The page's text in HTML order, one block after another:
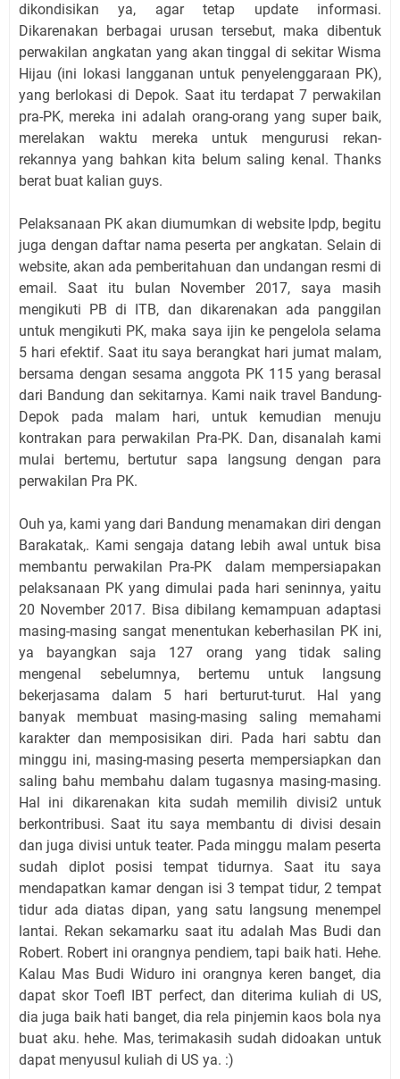
dikondisikan ya, agar tetap update informasi.
Dikarenakan berbagai urusan tersebut, maka dibentuk
perwakilan angkatan yang akan tinggal di sekitar Wisma
Hijau (ini lokasi langganan untuk penyelenggaraan PK),
yang berlokasi di Depok. Saat itu terdapat 7 perwakilan
pra-PK, mereka ini adalah orang-orang yang super baik,
merelakan waktu mereka untuk mengurusi rekan-
rekannya yang bahkan kita belum saling kenal. Thanks
berat buat kalian guys.
Pelaksanaan PK akan diumumkan di website lpdp, begitu
juga dengan daftar nama peserta per angkatan. Selain di
website, akan ada pemberitahuan dan undangan resmi di
email. Saat itu bulan November 2017, saya masih
mengikuti PB di ITB, dan dikarenakan ada panggilan
untuk mengikuti PK, maka saya ijin ke pengelola selama
5 hari efektif. Saat itu saya berangkat hari jumat malam,
bersama dengan sesama anggota PK 115 yang berasal
dari Bandung dan sekitarnya. Kami naik travel Bandung-
Depok pada malam hari, untuk kemudian menuju
kontrakan para perwakilan Pra-PK. Dan, disanalah kami
mulai bertemu, bertutur sapa langsung dengan para
perwakilan Pra PK.
Ouh ya, kami yang dari Bandung menamakan diri dengan
Barakatak,. Kami sengaja datang lebih awal untuk bisa
membantu perwakilan Pra-PK dalam mempersiapakan
pelaksanaan PK yang dimulai pada hari seninnya, yaitu
20 November 2017. Bisa dibilang kemampuan adaptasi
masing-masing sangat menentukan keberhasilan PK ini,
ya bayangkan saja 127 orang yang tidak saling
mengenal sebelumnya, bertemu untuk langsung
bekerjasama dalam 5 hari berturut-turut. Hal yang
banyak membuat masing-masing saling memahami
karakter dan memposisikan diri. Pada hari sabtu dan
minggu ini, masing-masing peserta mempersiapkan dan
saling bahu membahu dalam tugasnya masing-masing.
Hal ini dikarenakan kita sudah memilih divisi2 untuk
berkontribusi. Saat itu saya membantu di divisi desain
dan juga divisi untuk teater. Pada minggu malam peserta
sudah diplot posisi tempat tidurnya. Saat itu saya
mendapatkan kamar dengan isi 3 tempat tidur, 2 tempat
tidur ada diatas dipan, yang satu langsung menempel
lantai. Rekan sekamarku saat itu adalah Mas Budi dan
Robert. Robert ini orangnya pendiem, tapi baik hati. Hehe.
Kalau Mas Budi Widuro ini orangnya keren banget, dia
dapat skor Toefl IBT perfect, dan diterima kuliah di US,
dia juga baik hati banget, dia rela pinjemin kaos bola nya
buat aku. hehe. Mas, terimakasih sudah didoakan untuk
dapat menyusul kuliah di US ya. :)